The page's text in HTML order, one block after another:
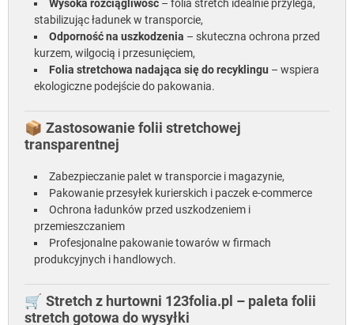
Wysoka rozciągliwość – folia stretch idealnie przylega,
stabilizując ładunek w transporcie,
Odporność na uszkodzenia – skuteczna ochrona przed
kurzem, wilgocią i przesunięciem,
Folia stretchowa nadająca się do recyklingu – wspiera
ekologiczne podejście do pakowania.
📦 Zastosowanie folii stretchowej
transparentnej
Zabezpieczanie palet w transporcie i magazynie,
Pakowanie przesyłek kurierskich i paczek e-commerce
Ochrona ładunków przed uszkodzeniem i
przemieszczaniem
Profesjonalne pakowanie towarów w firmach
produkcyjnych i handlowych.
🛒 Stretch z hurtowni 123folia.pl – paleta folii
stretch gotowa do wysyłki